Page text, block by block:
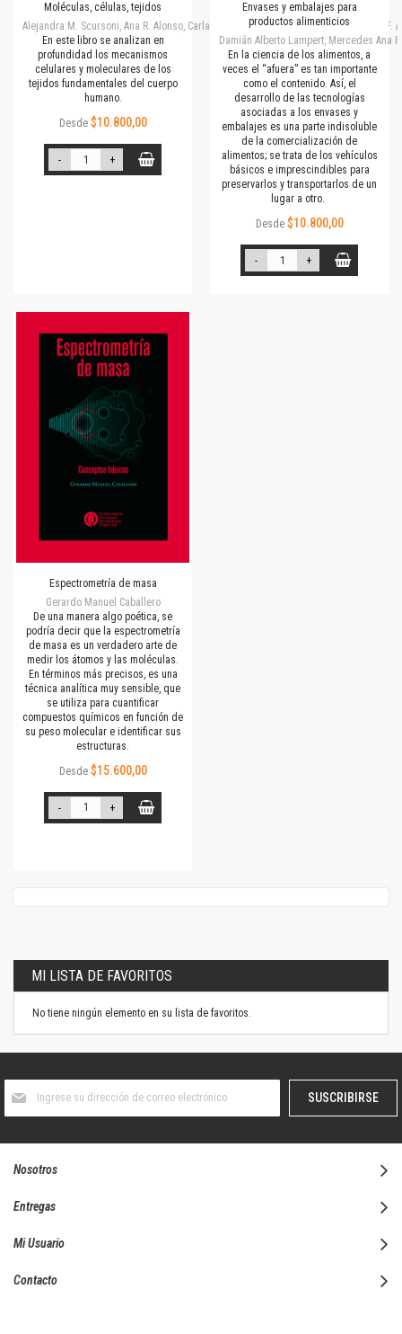
Moléculas, células, tejidos
Alejandra M. Scursoni, Ana R. Alonso, Carla S. Capobianco, Daniel E. Gomez, Daniel
En este libro se analizan en
profundidad los mecanismos
celulares y moleculares de los
tejidos fundamentales del cuerpo
humano.
Desde $10.800,00
- +
Envases y embalajes para
productos alimenticios
Damián Alberto Lampert, Mercedes Ana
En la ciencia de los alimentos, a
veces el “afuera” es tan importante
como el contenido. Así, el
desarrollo de las tecnologías
asociadas a los envases y
embalajes es una parte indisoluble
de la comercialización de
alimentos; se trata de los vehículos
básicos e imprescindibles para
preservarlos y transportarlos de un
lugar a otro.
Desde $10.800,00
- +
Espectrometría de masa
Gerardo Manuel Caballero
De una manera algo poética, se
podría decir que la espectrometría
de masa es un verdadero arte de
medir los átomos y las moléculas.
En términos más precisos, es una
técnica analítica muy sensible, que
se utiliza para cuantificar
compuestos químicos en función de
su peso molecular e identificar sus
estructuras.
Desde $15.600,00
- +
MI LISTA DE FAVORITOS
No tiene ningún elemento en su lista de favoritos.
boletín
SUSCRIBIRSE
Nosotros
Entregas
Mi Usuario
Contacto